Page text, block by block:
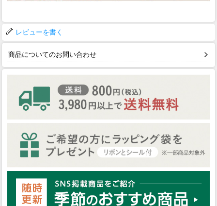
レビューを書く
商品についてのお問い合わせ